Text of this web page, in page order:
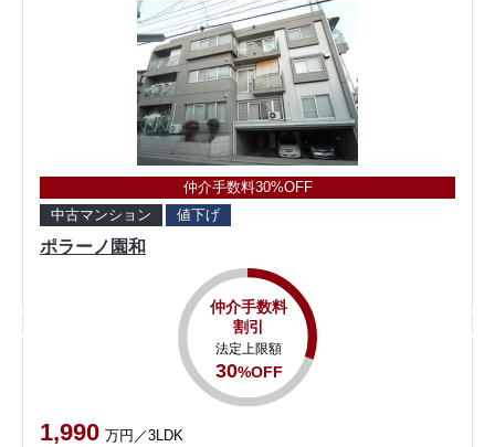
仲介手数料30%OFF
中古マンション
値下げ
ポラーノ園和
仲介手数料
割引
法定上限額
30%OFF
1,990 万円／3LDK